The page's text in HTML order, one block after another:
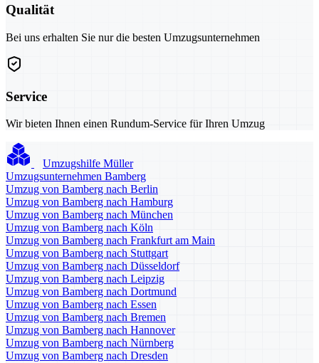
Qualität
Bei uns erhalten Sie nur die besten Umzugsunternehmen
Service
Wir bieten Ihnen einen Rundum-Service für Ihren Umzug
Umzugshilfe Müller
Umzugsunternehmen Bamberg
Umzug von Bamberg nach Berlin
Umzug von Bamberg nach Hamburg
Umzug von Bamberg nach München
Umzug von Bamberg nach Köln
Umzug von Bamberg nach Frankfurt am Main
Umzug von Bamberg nach Stuttgart
Umzug von Bamberg nach Düsseldorf
Umzug von Bamberg nach Leipzig
Umzug von Bamberg nach Dortmund
Umzug von Bamberg nach Essen
Umzug von Bamberg nach Bremen
Umzug von Bamberg nach Hannover
Umzug von Bamberg nach Nürnberg
Umzug von Bamberg nach Dresden